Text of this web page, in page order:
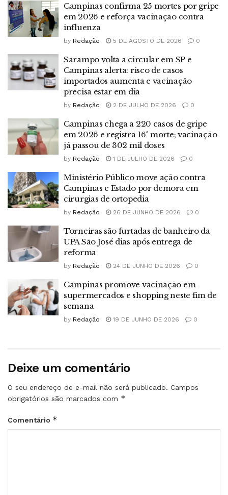
Campinas confirma 25 mortes por gripe
em 2026 e reforça vacinação contra
influenza
by Redação 5 DE AGOSTO DE 2026 0
Sarampo volta a circular em SP e
Campinas alerta: risco de casos
importados aumenta e vacinação
precisa estar em dia
by Redação 2 DE JULHO DE 2026 0
Campinas chega a 220 casos de gripe
em 2026 e registra 16ª morte; vacinação
já passou de 302 mil doses
by Redação 1 DE JULHO DE 2026 0
Ministério Público move ação contra
Campinas e Estado por demora em
cirurgias de ortopedia
by Redação 26 DE JUNHO DE 2026 0
Torneiras são furtadas de banheiro da
UPA São José dias após entrega de
reforma
by Redação 24 DE JUNHO DE 2026 0
Campinas promove vacinação em
supermercados e shopping neste fim de
semana
by Redação 19 DE JUNHO DE 2026 0
Deixe um comentário
O seu endereço de e-mail não será publicado. Campos
obrigatórios são marcados com *
Comentário *